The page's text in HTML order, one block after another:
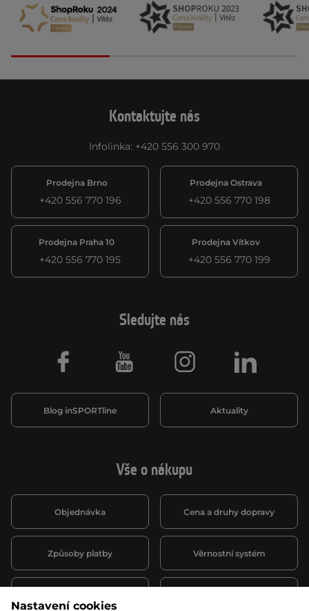
Kontaktujte nás
Infolinka: +420 556 300 970
Prodejna Brno
+420 556 770 196
Prodejna Ostrava
+420 556 770 198
Prodejna Praha 10
+420 556 770 195
Prodejna Vítkov
+420 556 770 199
Vše o nákupu
Objednávka Cena a druhy dopravy
Způsoby platby Věrnostní systém
Sledujte nás
Blog inSPORTline Aktuality
Facebook Youtube Instagram LinkedIn
Nastavení cookies